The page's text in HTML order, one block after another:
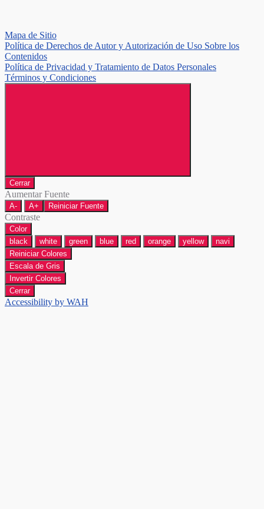
Mapa de Sitio
Política de Derechos de Autor y Autorización de Uso Sobre los
Contenidos
Política de Privacidad y Tratamiento de Datos Personales
Términos y Condiciones
Cerrar
Aumentar Fuente
A- A+ Reiniciar Fuente
Contraste
Color
black
white green blue red orange yellow
navi
Reiniciar Colores
Escala de Gris
Invertir Colores
Cerrar
Accessibility by WAH